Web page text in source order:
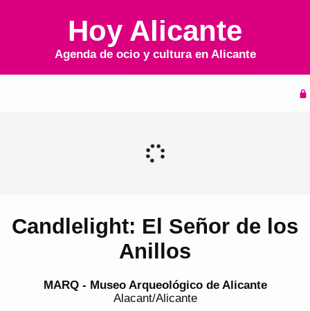
Hoy Alicante
Agenda de ocio y cultura en Alicante
Candlelight: El Señor de los
Anillos
MARQ - Museo Arqueológico de Alicante
Alacant/Alicante